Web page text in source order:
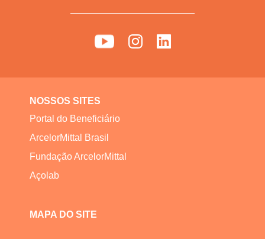
NOSSOS SITES
Portal do Beneficiário
ArcelorMittal Brasil
Fundação ArcelorMittal
Açolab
MAPA DO SITE